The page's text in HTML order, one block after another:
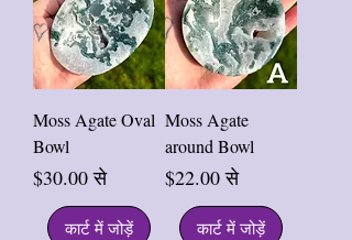
Moss Agate Oval
Bowl
$30.00से
बिक्री मूल्य
कार्ट में जोड़ें
Moss Agate
around Bowl
$22.00से
बिक्री मूल्य
कार्ट में जोड़ें